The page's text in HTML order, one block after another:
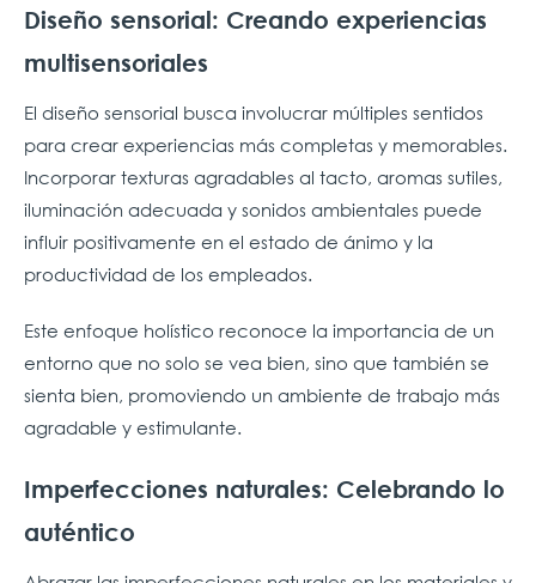
Diseño sensorial: Creando experiencias
multisensoriales
El diseño sensorial busca involucrar múltiples sentidos
para crear experiencias más completas y memorables.
Incorporar texturas agradables al tacto, aromas sutiles,
iluminación adecuada y sonidos ambientales puede
influir positivamente en el estado de ánimo y la
productividad de los empleados.
Este enfoque holístico reconoce la importancia de un
entorno que no solo se vea bien, sino que también se
sienta bien, promoviendo un ambiente de trabajo más
agradable y estimulante.
Imperfecciones naturales: Celebrando lo
auténtico